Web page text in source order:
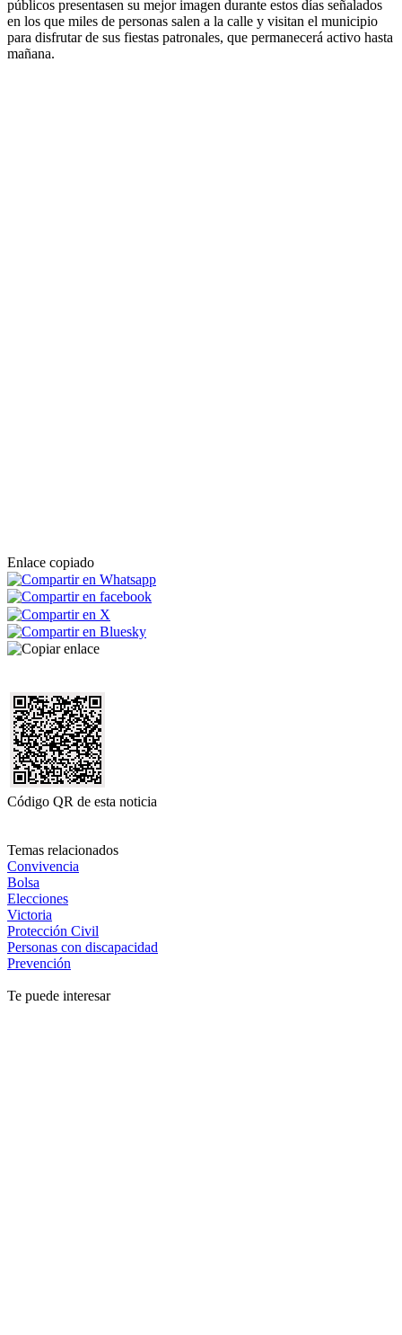
públicos presentasen su mejor imagen durante estos días señalados
en los que miles de personas salen a la calle y visitan el municipio
para disfrutar de sus fiestas patronales, que permanecerá activo hasta
mañana.
Enlace copiado
Código QR de esta noticia
Temas relacionados
Convivencia
Bolsa
Elecciones
Victoria
Protección Civil
Personas con discapacidad
Prevención
Te puede interesar